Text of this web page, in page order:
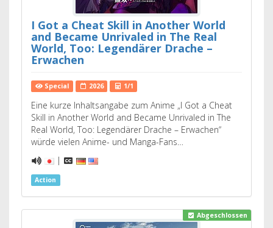
I Got a Cheat Skill in Another World
and Became Unrivaled in The Real
World, Too: Legendärer Drache –
Erwachen
Special 2026 1/1
Eine kurze Inhaltsangabe zum Anime „I Got a Cheat
Skill in Another World and Became Unrivaled in The
Real World, Too: Legendärer Drache – Erwachen“
würde vielen Anime- und Manga-Fans…
|
Action
Abgeschlossen